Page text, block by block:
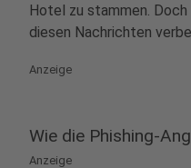
Hotel zu stammen.
diesen Nachrichten
Anzeige
Wie die Phishing-
Anzeige